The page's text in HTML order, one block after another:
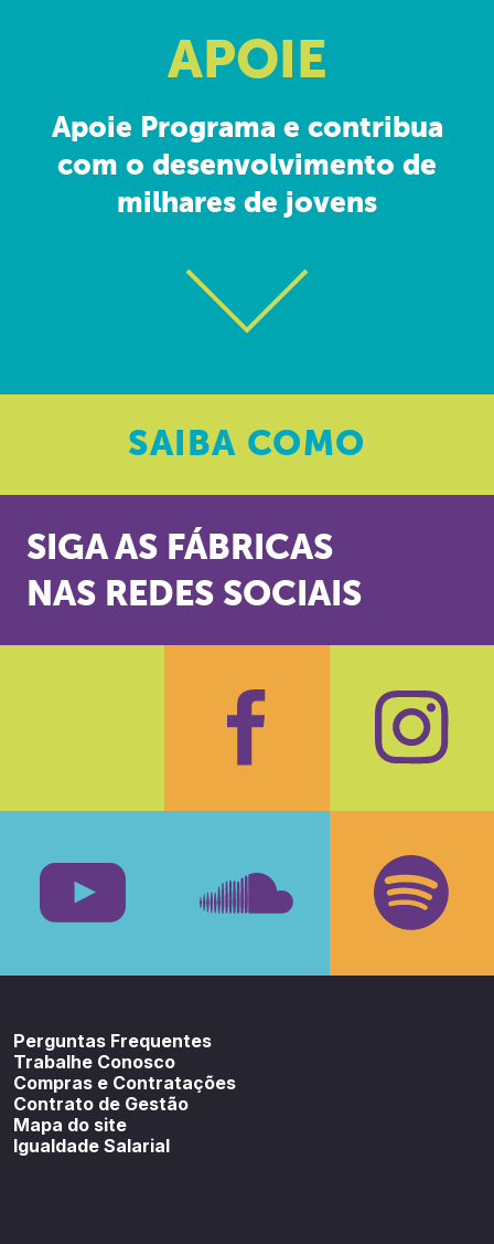
APOIE
Apoie Programa e contribua
com o desenvolvimento de
milhares de jovens
SAIBA COMO
SIGA AS FÁBRICAS
NAS REDES SOCIAIS
Facebook
Perguntas Frequentes
Trabalhe Conosco
Compras e Contratações
Contrato de Gestão
Mapa do site
Igualdade Salarial